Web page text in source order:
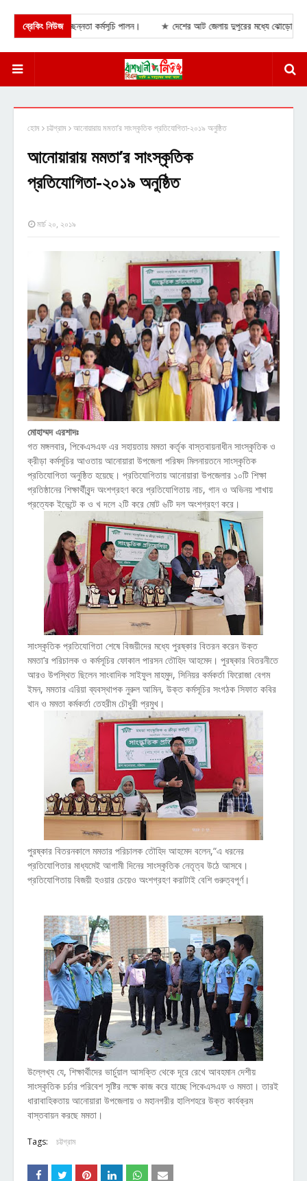
ব্রেকিং নিউজ
ও পরিচ্ছন্নতা কর্মসূচি পালন। দেশের আট জেলায় দুপুরের মধ্যে ঝোড়ো
হোম চট্টগ্রাম আনোয়ারায় মমতা’র সাংস্কৃতিক প্রতিযোগিতা-২০১৯ অনুষ্ঠিত
আনোয়ারায় মমতা’র সাংস্কৃতিক
প্রতিযোগিতা-২০১৯ অনুষ্ঠিত
মার্চ ২০, ২০১৯
মোহাম্মদ এরশাদঃ
গত মঙ্গলবার, পিকেএসএফ এর সহায়তায় মমতা কর্তৃক বাস্তবায়নাধীন সাংস্কৃতিক ও
ক্রীড়া কর্মসূচির আওতায় আনোয়ারা উপজেলা পরিষদ মিলনায়তনে সাংস্কৃতিক
প্রতিযোগিতা অনুষ্ঠিত হয়েছে। প্রতিযোগিতায় আনোয়ারা উপজেলার ১০টি শিক্ষা
প্রতিষ্ঠানের শিক্ষার্থীবৃন্দ অংশগ্রহণ করে প্রতিযোগিতায় নাচ, গান ও অভিনয় শাখায়
প্রত্যেক ইভেন্টে ক ও খ দলে ২টি করে মোট ৬টি দল অংশগ্রহণ করে।
সাংস্কৃতিক প্রতিযোগিতা শেষে বিজয়ীদের মধ্যে পুরষ্কার বিতরন করেন উক্ত
মমতা’র পরিচালক ও কর্মসূচির ফোকাল পারসন তৌহিদ আহমেদ। পুরষ্কার বিতরনীতে
আরও উপস্থিত ছিলেন সাংবাদিক সাইফুল মাহমুদ, সিনিয়র কর্মকর্তা ফিরোজা বেগম
ইমন, মমতার এরিয়া ব্যবস্থাপক নুরুল আমিন, উক্ত কর্মসূচির সংগঠক সিফাত কবির
খান ও মমতা কর্মকর্তা তেহরীম চৌধুরী প্রমুখ।
পুরষ্কার বিতরনকালে মমতার পরিচালক তৌহিদ আহমেদ বলেন,“এ ধরনের
প্রতিযোগিতার মাধ্যমেই আগামী দিনের সাংস্কৃতিক নেতৃত্ব উঠে আসবে।
প্রতিযোগিতায় বিজয়ী হওয়ার চেয়েও অংশগ্রহণ করাটাই বেশি গুরুত্বপূর্ণ।
উল্লেখ্য যে, শিক্ষার্থীদের ভার্চুয়াল আসক্তি থেকে দূরে রেখে আবহমান দেশীয়
সাংস্কৃতিক চর্চার পরিবেশ সৃষ্টির লক্ষে কাজ করে যাচ্ছে পিকেএসএফ ও মমতা। তারই
ধারাবাহিকতায় আনোয়ারা উপজেলায় ও মহানগরীর হালিশহরে উক্ত কার্যক্রম
বাস্তবায়ন করছে মমতা।
Tags: চট্টগ্রাম